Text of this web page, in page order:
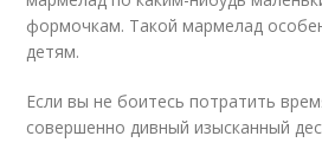
формочкам. Такой мармелад
детям.
Если вы не боитесь потратить
совершенно дивный изысканный